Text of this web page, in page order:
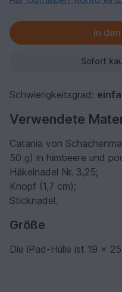
Sofort
Schwierigkeitsgrad:
Verwendete
Catania von
50 g) in himbeere und
Häkelnadel Nr. 3,25;
Knopf (1,7 cm);
Sticknadel.
Größe
Die iPad-Hülle ist 19 x